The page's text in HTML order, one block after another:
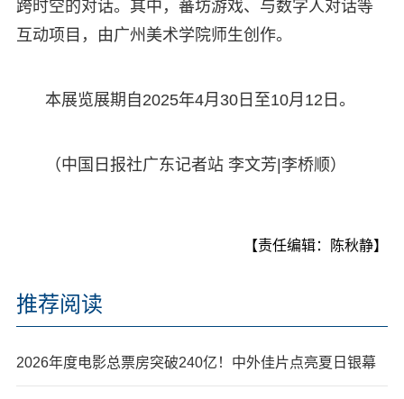
跨时空的对话。其中，蕃坊游戏、与数字人对话等
互动项目，由广州美术学院师生创作。
本展览展期自2025年4月30日至10月12日。
（中国日报社广东记者站 李文芳|李桥顺）
【责任编辑：陈秋静】
推荐阅读
2026年度电影总票房突破240亿！中外佳片点亮夏日银幕